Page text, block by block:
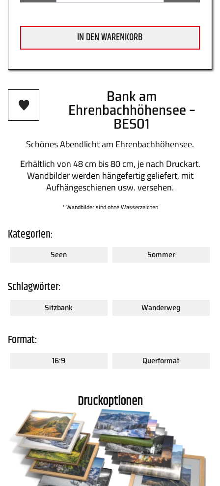
Datenschutz
Newsletter
Zahlung
Über uns
IN DEN WARENKORB
Bank am
Ehrenbachhöhensee –
BES01
Schönes Abendlicht am Ehrenbachhöhensee.
Erhältlich von 48 cm bis 80 cm, je nach Druckart.
Wandbilder werden hängefertig geliefert, mit
Aufhängeschienen usw. versehen.
* Wandbilder sind ohne Wasserzeichen
Kategorien:
Seen Sommer
Schlagwörter:
Sitzbank Wanderweg
Format:
16:9 Querformat
Druckoptionen